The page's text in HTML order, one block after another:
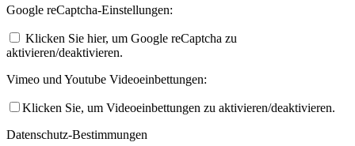
Google reCaptcha-Einstellungen:
Klicken Sie hier, um Google reCaptcha zu
aktivieren/deaktivieren.
Vimeo und Youtube Videoeinbettungen:
Klicken Sie, um Videoeinbettungen zu aktivieren/deaktivieren.
Datenschutz-Bestimmungen